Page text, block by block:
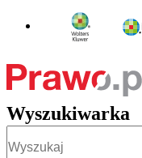
Wyszukiwarka